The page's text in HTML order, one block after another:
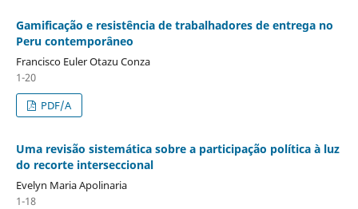
Gamificação e resistência de trabalhadores de entrega no
Peru contemporâneo
Francisco Euler Otazu Conza
1-20
PDF/A
Uma revisão sistemática sobre a participação política à luz
do recorte interseccional
Evelyn Maria Apolinaria
1-18